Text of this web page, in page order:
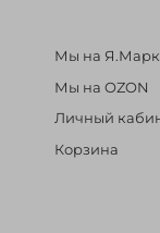
Мы на
Мы на OZON
Личный
Корзина